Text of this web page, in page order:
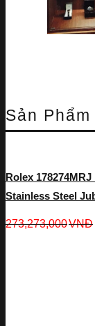
Sản
Rolex
Stainless Steel
273,273,000VNĐ